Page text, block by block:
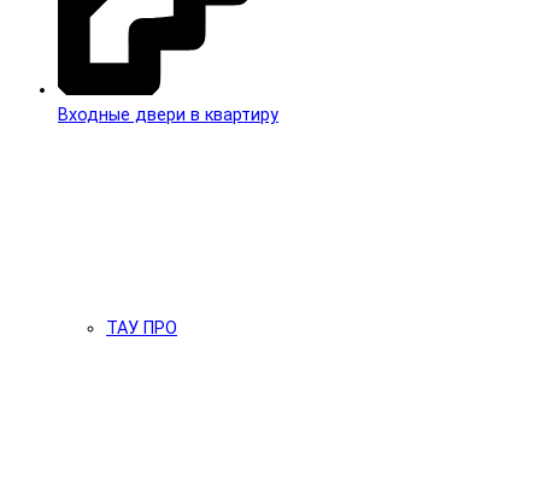
Входные двери в квартиру
ТАУ ПРО